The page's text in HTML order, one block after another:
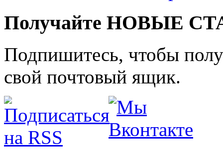
Получайте НОВЫЕ
Подпишитесь, чтобы
свой почтовый ящик.